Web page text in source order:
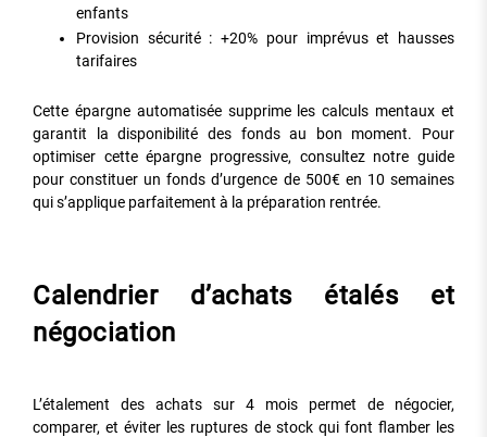
enfants
Provision sécurité : +20% pour imprévus et hausses
tarifaires
Cette épargne automatisée supprime les calculs mentaux et
garantit la disponibilité des fonds au bon moment. Pour
optimiser cette épargne progressive, consultez notre guide
pour constituer un fonds d’urgence de 500€ en 10 semaines
qui s’applique parfaitement à la préparation rentrée.
Calendrier d’achats étalés et
négociation
L’étalement des achats sur 4 mois permet de négocier,
comparer, et éviter les ruptures de stock qui font flamber les